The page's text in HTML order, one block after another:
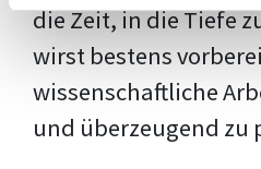
die Zeit, in die Tiefe
wirst bestens
wissenschaftliche
und überzeugend zu